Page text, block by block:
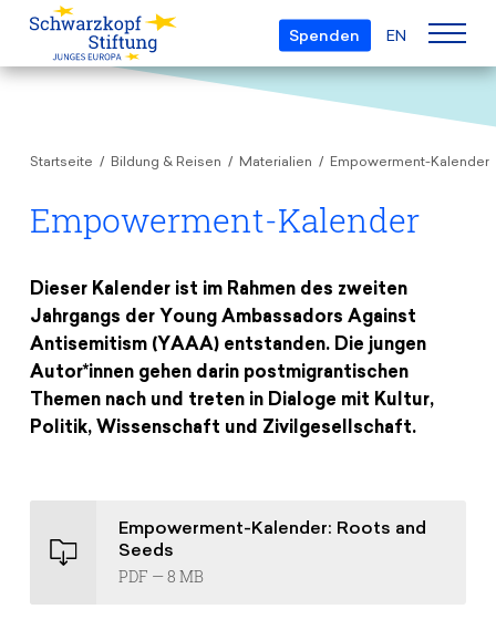
Spenden EN
Die Stiftung
Team
Partner
Transparenz
Projekte
European Youth Parliament
Understanding Europe
Junge Islam Konferenz
Postmigrant Europe
Junge Sicherheitskonferenz Europas
Zukunft D
Preise
Young European of the Year
Schwarzkopf-Europa-Preis
Inge-Deutschkron-Preis
Bildung & Reisen
Kursangebot
Materialien
Bildungsreisen
Aktuelles
News
Jobs
Spenden
Startseite Bildung & Reisen Materialien Empowerment-Kalender
Empowerment-Kalender
Dieser Kalender ist im Rahmen des zweiten
Jahrgangs der Young Ambassadors Against
Antisemitism (YAAA) entstanden. Die jungen
Autor*innen gehen darin postmigrantischen
Themen nach und treten in Dialoge mit Kultur,
Politik, Wissenschaft und Zivilgesellschaft.
Empowerment-Kalender: Roots and
Seeds
PDF — 8 MB